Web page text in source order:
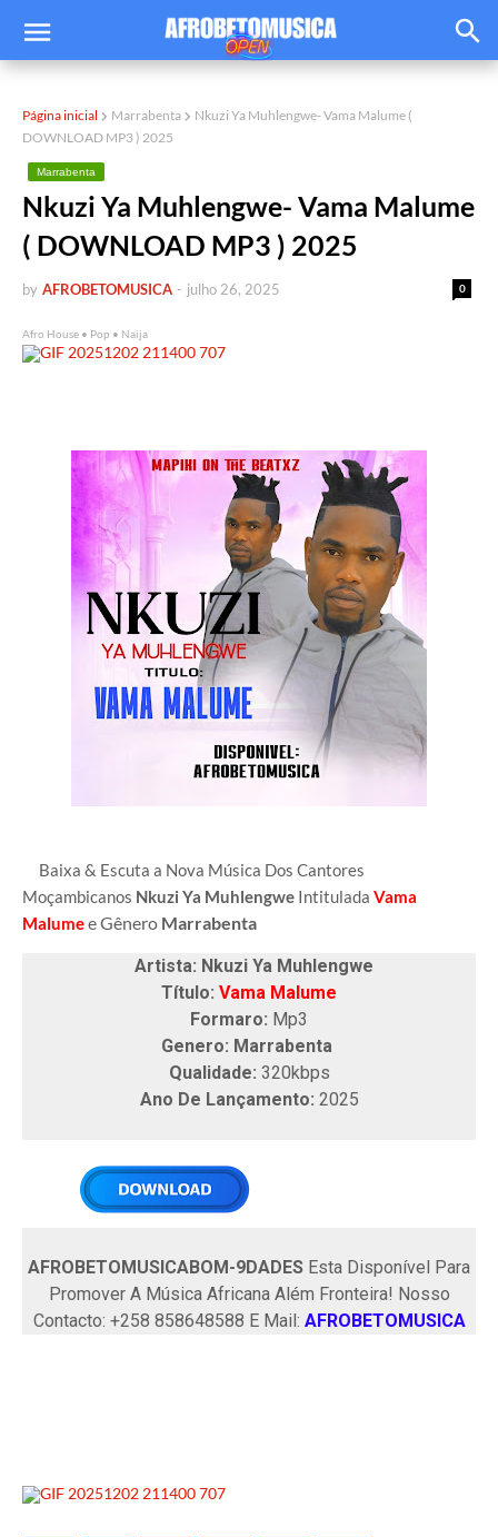
Página inicial Marrabenta
Nkuzi Ya Muhlengwe- Vama Malume (
DOWNLOAD MP3 ) 2025
Marrabenta
Nkuzi Ya Muhlengwe- Vama Malume
( DOWNLOAD MP3 ) 2025
by AFROBETOMUSICA 0
- julho 26, 2025
Afro House • Pop • Naija
Baixa & Escuta a Nova Música Dos Cantores
Moçambicanos Nkuzi Ya Muhlengwe Intitulada Vama
Malumee Gênero Marrabenta
Artista: Nkuzi Ya Muhlengwe
Título: Vama Malume
Formaro: Mp3
Genero: Marrabenta
Qualidade: 320kbps
Ano De Lançamento: 2025
AFROBETOMUSICABOM-9DADES Esta Disponível Para
Promover A Música Africana Além Fronteira! Nosso
Contacto: +258 858648588 E Mail: AFROBETOMUSICA